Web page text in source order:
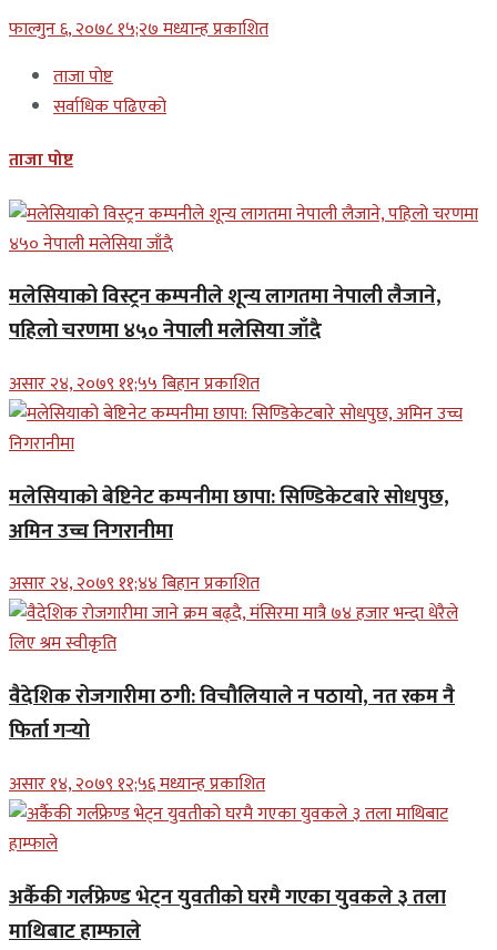
फाल्गुन ६, २०७८ १५;२७ मध्यान्ह प्रकाशित
ताजा पोष्ट
सर्वाधिक पढिएको
ताजा पोष्ट
मलेसियाको विस्ट्रन कम्पनीले शून्य लागतमा नेपाली लैजाने,
पहिलो चरणमा ४५० नेपाली मलेसिया जाँदै
असार २४, २०७९ ११;५५ बिहान प्रकाशित
मलेसियाको बेष्टिनेट कम्पनीमा छापा: सिण्डिकेटबारे सोधपुछ,
अमिन उच्च निगरानीमा
असार २४, २०७९ ११;४४ बिहान प्रकाशित
वैदेशिक रोजगारीमा ठगी: विचौलियाले न पठायो, नत रकम नै
फिर्ता गर्‍यो
असार १४, २०७९ १२;५६ मध्यान्ह प्रकाशित
अर्कैकी गर्लफ्रेण्ड भेट्न युवतीको घरमै गएका युवकले ३ तला
माथिबाट हाम्फाले